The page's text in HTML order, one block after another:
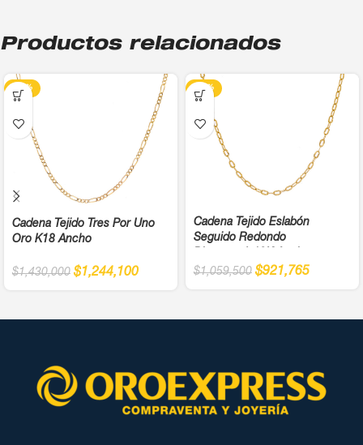
Productos relacionados
-13%
Cadena Tejido Tres Por Uno
Oro K18 Ancho
$1,430,000 $1,244,100
-13%
Cadena Tejido Eslabón
Seguido Redondo
$1,059,500 $921,765